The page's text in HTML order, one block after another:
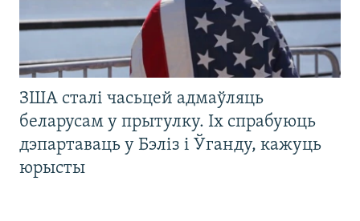
ЗША сталі часьцей адмаўляць
беларусам у прытулку. Іх спрабуюць
дэпартаваць у Бэліз і Ўганду, кажуць
юрысты